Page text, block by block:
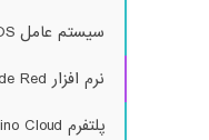
سیستم عامل FreeRTOS
نرم افزار Node Red
پلتفرم Arduino Cloud